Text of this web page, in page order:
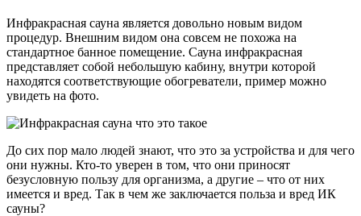
Инфракрасная сауна является довольно новым видом
процедур. Внешним видом она совсем не похожа на
стандартное банное помещение. Сауна инфракрасная
представляет собой небольшую кабину, внутри которой
находятся соответствующие обогреватели, пример можно
увидеть на фото.
До сих пор мало людей знают, что это за устройства и для чего
они нужны. Кто-то уверен в том, что они приносят
безусловную пользу для организма, а другие – что от них
имеется и вред. Так в чем же заключается польза и вред ИК
сауны?